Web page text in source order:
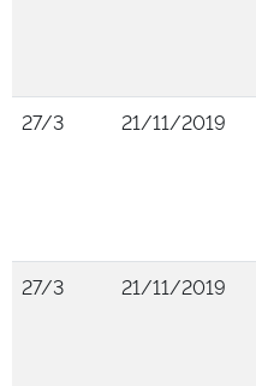
27/3
21/11/2019
27/3
21/11/2019